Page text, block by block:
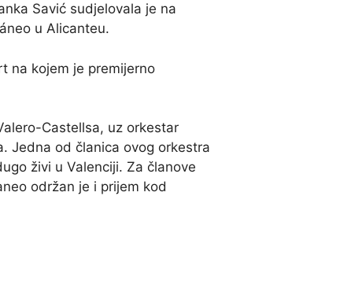
Savić sudjelovala je na
u Alicanteu.
na kojem je premijerno
Castellsa, uz orkestar
Jedna od članica ovog orkestra
živi u Valenciji. Za članove
održan je i prijem kod